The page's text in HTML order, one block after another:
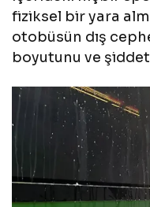
fiziksel bir yara
otobüsün dış
boyutunu ve